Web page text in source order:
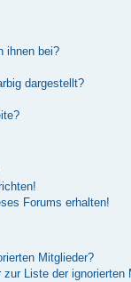
ihnen bei?
dargestellt?
Forums erhalten!
Mitglieder?
Liste der